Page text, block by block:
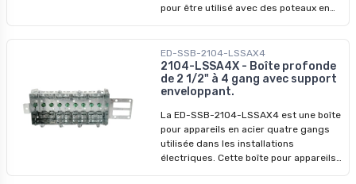
pour être utilisé avec des poteaux en
5-1/2 po, P 2-1/2 po - Volume : 37.5 po
cu - Pinces pour câbles sous gaine non
métallique ou câbles armés -
Installation : Spécifiquement conçu
métalliques - Non-cloisonnable
ED-SSB-2104-LSSAX4
2104-LSSA4X - Boîte profonde
de 2 1/2" à 4 gang avec support
enveloppant.
La ED-SSB-2104-LSSAX4 est une boîte
pour appareils en acier quatre gangs
utilisée dans les installations
électriques. Cette boîte pour appareils